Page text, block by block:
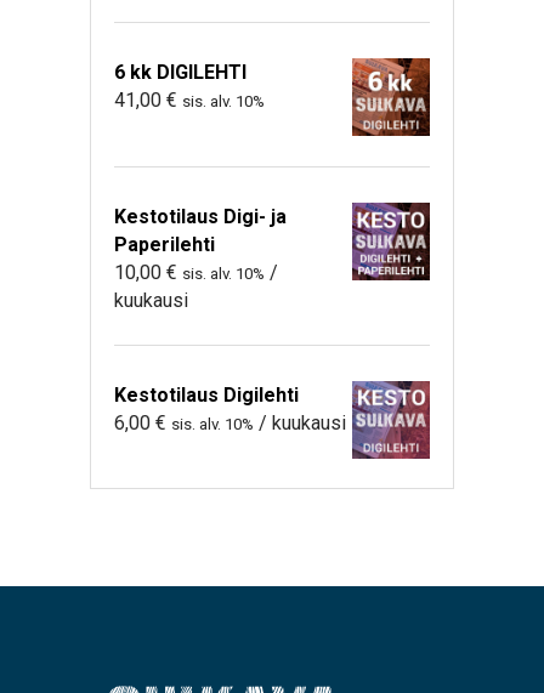
6 kk DIGILEHTI
41,00 € sis. alv. 10%
Kestotilaus Digi- ja
Paperilehti
10,00 € sis. alv. 10% /
kuukausi
Kestotilaus Digilehti
6,00 € sis. alv. 10% / kuukausi